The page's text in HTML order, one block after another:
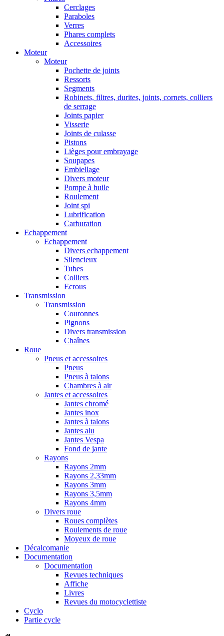
Cerclages
Paraboles
Verres
Phares complets
Accessoires
Moteur
Moteur
Pochette de joints
Ressorts
Segments
Robinets, filtres, durites, joints, cornets, colliers
de serrage
Joints papier
Visserie
Joints de culasse
Pistons
Lièges pour embrayage
Soupapes
Embiellage
Divers moteur
Pompe à huile
Roulement
Joint spi
Lubrification
Carburation
Echappement
Echappement
Divers echappement
Silencieux
Tubes
Colliers
Ecrous
Transmission
Transmission
Couronnes
Pignons
Divers transmission
Chaînes
Roue
Pneus et accessoires
Pneus
Pneus à talons
Chambres à air
Jantes et accessoires
Jantes chromé
Jantes inox
Jantes à talons
Jantes alu
Jantes Vespa
Fond de jante
Rayons
Rayons 2mm
Rayons 2,33mm
Rayons 3mm
Rayons 3,5mm
Rayons 4mm
Divers roue
Roues complètes
Roulements de roue
Moyeux de roue
Décalcomanie
Documentation
Documentation
Revues techniques
Affiche
Livres
Revues du motocyclettiste
Cyclo
Partie cycle